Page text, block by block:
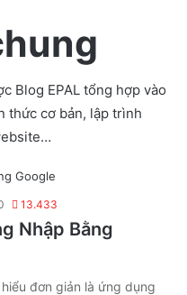
Blog EPAL tổng hợp vào
thức cơ bản, lập trình
13.433
Nhập Bằng
đơn giản là ứng dụng